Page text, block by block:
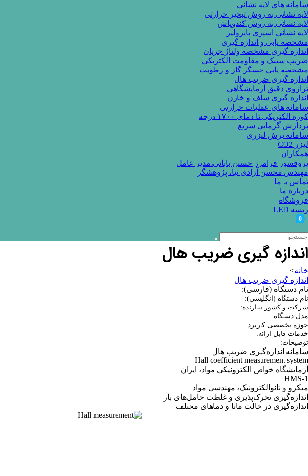
سامانه های لایه نشانی
لایه نشانی به روش تبخیر حرارتی
لایه نشانی به روش کندوپاش
لایه نشانی اسپری پایرولیز
مشخصه یابی و اندازه گیری
اندازه گیری مشخصه ولتاژ جریان
ضریب سیبک و مقاومت الکتریکی
مشخصه یابی حسگر گاز و رطوبت
اندازه گیری ضریب هال
ترازوی دقیق آزمایشگاهی
اندازه گیری سلف و خازن
سامانه های عملیات حرارتی
کوره الکتریکی تا دمای ۱۷۰۰ درجه
پردازش گرمایی سریع
سامانه برش لیزری
لیزر CO2
همکاران
پروفسور فرامرز حسین بابائی،مدیر عامل
مهندس محسن آزادی نیا، پژوهشگر
تماس با ما
درباره ما
فروشگاه
ریسه LED
0
اندازه گیری ضریب هال
خانه>
اندازه گیری ضریب هال
نام دستگاه (فارسی):
نام دستگاه (انگلیسی):
شرکت و کشور سازنده:
مدل دستگاه:
حوزه تخصصی کاربرد:
خدمات قابل ارائه:
توضیحات:
سامانه اندازه‌گیری ضریب هال
Hall coefficient measurement system
آزمایشگاه خواص الکترونیکی مواد، ایران
HMS-1
میکرو و نانوالکترونیک، مهندسی مواد
اندازه‌گیری تحرک‌پذیری و غلظت حامل‌های بار
اندازه‌گیری در حالت مانا و دماهای مختلف